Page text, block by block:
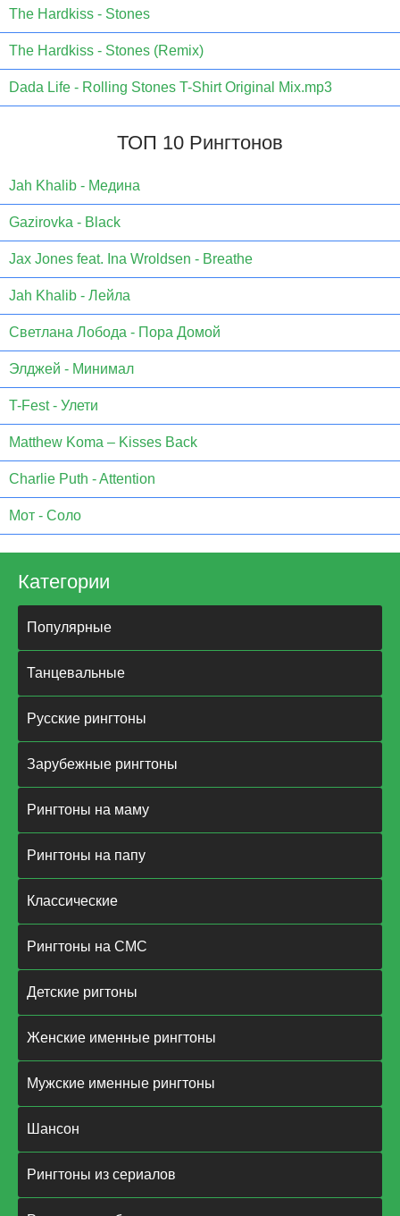
The Hardkiss - Stones
The Hardkiss - Stones (Remix)
Dada Life - Rolling Stones T-Shirt Original Mix.mp3
ТОП 10 Рингтонов
Jаh Khаlib - Медина
Gazirovka - Black
Jax Jones feat. Ina Wroldsen - Breathe
Jah Khalib - Лейла
Светлана Лобода - Пора Домой
Элджей - Минимал
T-Fest - Улети
Matthew Koma – Kisses Back
Charlie Puth - Attention
Мот - Соло
Категории
Популярные
Танцевальные
Русские рингтоны
Зарубежные рингтоны
Рингтоны на маму
Рингтоны на папу
Классические
Рингтоны на СМС
Детские ригтоны
Женские именные рингтоны
Мужские именные рингтоны
Шансон
Рингтоны из сериалов